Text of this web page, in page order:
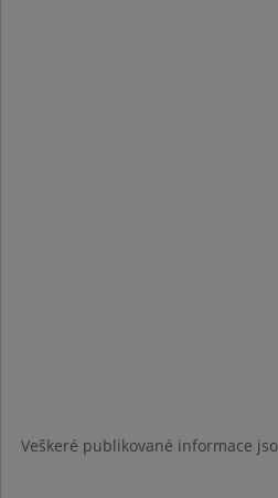
Veškeré publikované informace